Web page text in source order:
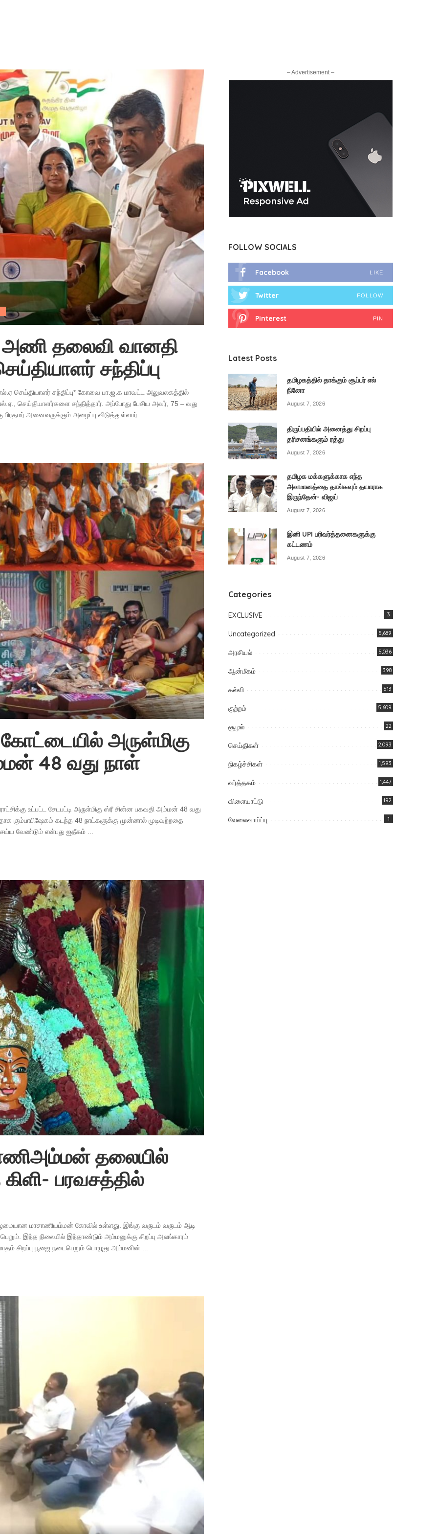
அணி தலைவி வானதி
சந்திப்பு
செய்தியாளர் சந்திப்பு* கோவை பா.ஜ.க மாவட்ட அலுவலகத்தில்
செய்தியாளர்களை சந்தித்தார். அப்போது பேசிய அவர், 75 – வது
பிரதமர் அனைவருக்கும் அழைப்பு விடுத்துள்ளார் ...
அருள்மிகு
48 வது நாள்
உட்பட்ட சேடபட்டி அருள்மிகு ஸ்ரீ சின்ன பகவதி அம்மன் 48 வது
கும்பாபிஷேகம் கடந்த 48 நாட்களுக்கு முன்னால் முடிவுற்றதை
செய்ய வேண்டும் என்பது ஐதீகம்
தலையில்
பரவசத்தில்
மாசாணியம்மன் கோவில் உள்ளது. இங்கு வருடம் வருடம் ஆடி
இந்த நிலையில் இந்தாண்டும் அம்மனுக்கு சிறப்பு அலங்காரம்
சிறப்பு பூஜை நடைபெறும் பொழுது அம்மனின் ...
– Advertisement –
FOLLOW SOCIALS
Facebook LIKE
Twitter FOLLOW
Pinterest PIN
Latest Posts
தமிழகத்தில் தாக்கும் சூப்பர் எல்
நினோ
August 7, 2026
திருப்பதியில் அனைத்து சிறப்பு
தரிசனங்களும் ரத்து
August 7, 2026
தமிழக மக்களுக்காக எந்த
அவமானத்தை தாங்கவும் தயாராக
இருந்தேன்- விஜய்
August 7, 2026
இனி UPI பரிவர்த்தனைகளுக்கு
கட்டணம்
August 7, 2026
Categories
EXCLUSIVE 3
Uncategorized 5,689
அரசியல் 5,036
ஆன்மீகம் 398
கல்வி 513
குற்றம் 5,609
சூழல் 22
செய்திகள் 2,093
நிகழ்ச்சிகள் 1,593
வர்த்தகம் 1,447
விளையாட்டு 192
வேலைவாய்ப்பு 1